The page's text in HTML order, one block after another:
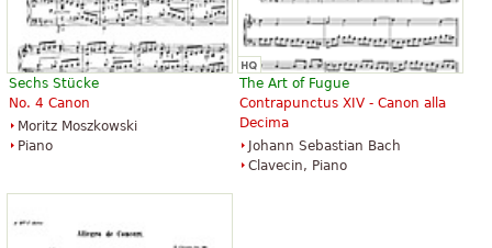
3,44 €
Organ
Alfred Music Publishing
3,44 €
Piano Solo, Easy Piano
Alfred Music Publishing
Sechs Stücke
No. 4 Canon
Moritz Moszkowski
Piano
The Art of Fugue
Contrapunctus XIV - Canon alla
Decima
Johann Sebastian Bach
Clavecin, Piano